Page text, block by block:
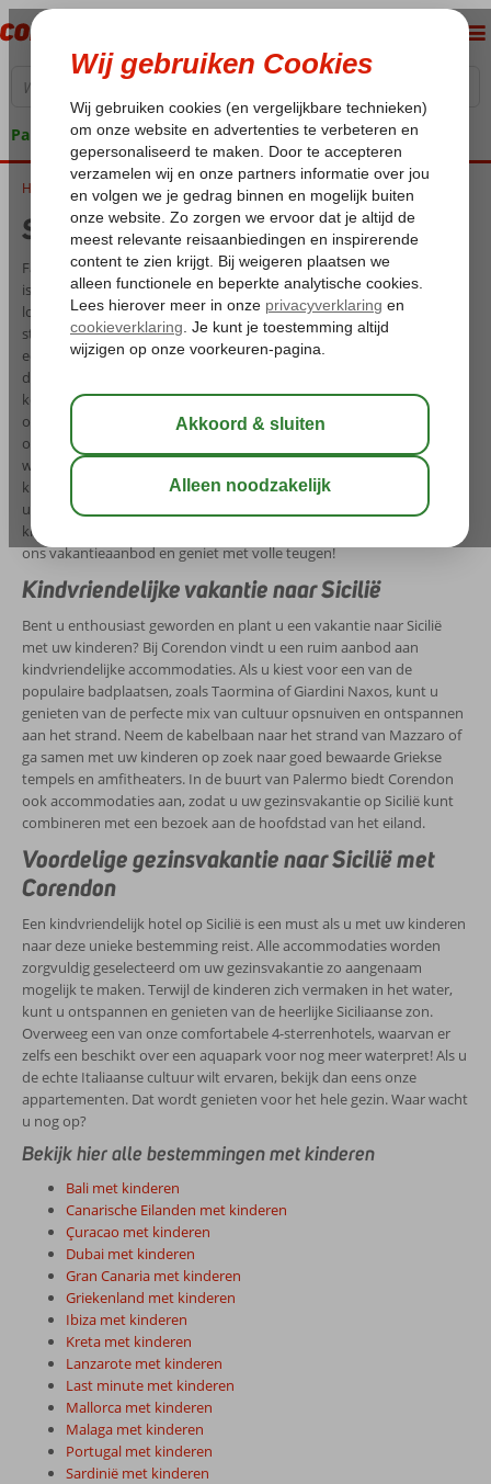
Pakketgarantie
Home Sicilië met kinderen
Sicilië met kinderen
Fantastisch! Een familievakantie naar Sicilië is een geweldig idee. Het
is het grootste eiland in de Middellandse Zee en wordt door de
lokale bevolking beschouwd als 'het meest authentieke en prachtige
stukje Italië'. Sicilië, gelegen in het uiterste zuiden van Italië, heeft
een rijke geschiedenis, schitterende zandstranden, schilderachtige
dorpjes, ongerepte natuur en natuurlijk de verrukkelijke Siciliaanse
keuken. Tijdens uw gezinsvakantie op Sicilië is er van alles te
ontdekken. Houden uw kinderen van spannende verhalen over
oude Grieken en Romeinen? Of hebben ze altijd al een echte vulkaan
willen bewonderen? Bij Corendon is het eenvoudig om een
kindvriendelijke vakantie naar Sicilië te boeken. We bieden een
uitgebreide selectie aan hotels en appartementen waar u en uw
kinderen kunnen genieten van een onvergetelijke vakantie. Verken
ons vakantieaanbod en geniet met volle teugen!
Kindvriendelijke vakantie naar Sicilië
Bent u enthousiast geworden en plant u een vakantie naar Sicilië
met uw kinderen? Bij Corendon vindt u een ruim aanbod aan
kindvriendelijke accommodaties. Als u kiest voor een van de
populaire badplaatsen, zoals Taormina of Giardini Naxos, kunt u
genieten van de perfecte mix van cultuur opsnuiven en ontspannen
aan het strand. Neem de kabelbaan naar het strand van Mazzaro of
ga samen met uw kinderen op zoek naar goed bewaarde Griekse
tempels en amfitheaters. In de buurt van Palermo biedt Corendon
ook accommodaties aan, zodat u uw gezinsvakantie op Sicilië kunt
combineren met een bezoek aan de hoofdstad van het eiland.
Voordelige gezinsvakantie naar Sicilië met
Corendon
Een kindvriendelijk hotel op Sicilië is een must als u met uw kinderen
naar deze unieke bestemming reist. Alle accommodaties worden
zorgvuldig geselecteerd om uw gezinsvakantie zo aangenaam
mogelijk te maken. Terwijl de kinderen zich vermaken in het water,
kunt u ontspannen en genieten van de heerlijke Siciliaanse zon.
Overweeg een van onze comfortabele 4-sterrenhotels, waarvan er
zelfs een beschikt over een aquapark voor nog meer waterpret! Als u
de echte Italiaanse cultuur wilt ervaren, bekijk dan eens onze
appartementen. Dat wordt genieten voor het hele gezin. Waar wacht
u nog op?
Bekijk hier alle bestemmingen met kinderen
Bali met kinderen
Canarische Eilanden met kinderen
Çuracao met kinderen
Dubai met kinderen
Gran Canaria met kinderen
Griekenland met kinderen
Ibiza met kinderen
Kreta met kinderen
Lanzarote met kinderen
Last minute met kinderen
Mallorca met kinderen
Malaga met kinderen
Portugal met kinderen
Sardinië met kinderen